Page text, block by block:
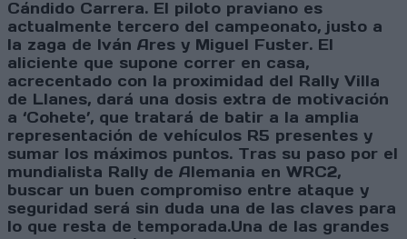
Cándido Carrera. El piloto praviano es
actualmente tercero del campeonato, justo a
la zaga de Iván Ares y Miguel Fuster. El
aliciente que supone correr en casa,
acrecentado con la proximidad del Rally Villa
de Llanes, dará una dosis extra de motivación
a ‘Cohete’, que tratará de batir a la amplia
representación de vehículos R5 presentes y
sumar los máximos puntos. Tras su paso por el
mundialista Rally de Alemania en WRC2,
buscar un buen compromiso entre ataque y
seguridad será sin duda una de las claves para
lo que resta de temporada.Una de las grandes